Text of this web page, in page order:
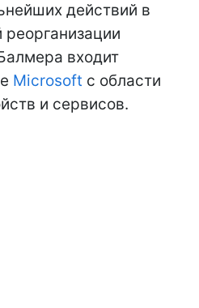
действий в
реорганизации
входит
Microsoft с области
и сервисов.